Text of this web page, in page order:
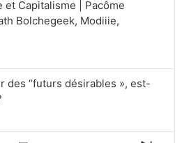
et Capitalisme | Pacôme
Bolchegeek, Modiiie,
des “futurs désirables », est-